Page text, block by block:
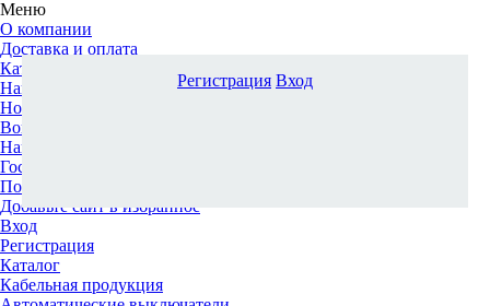
Меню
О компании
Доставка и оплата
Каталог
Наши офисы
Новости и новинки
Вопрос-ответ
Наша команда
Гос. заказчикам
Поставщикам
Добавьте сайт в избранное
Вход
Регистрация
Каталог
Кабельная продукция
Регистрация Вход